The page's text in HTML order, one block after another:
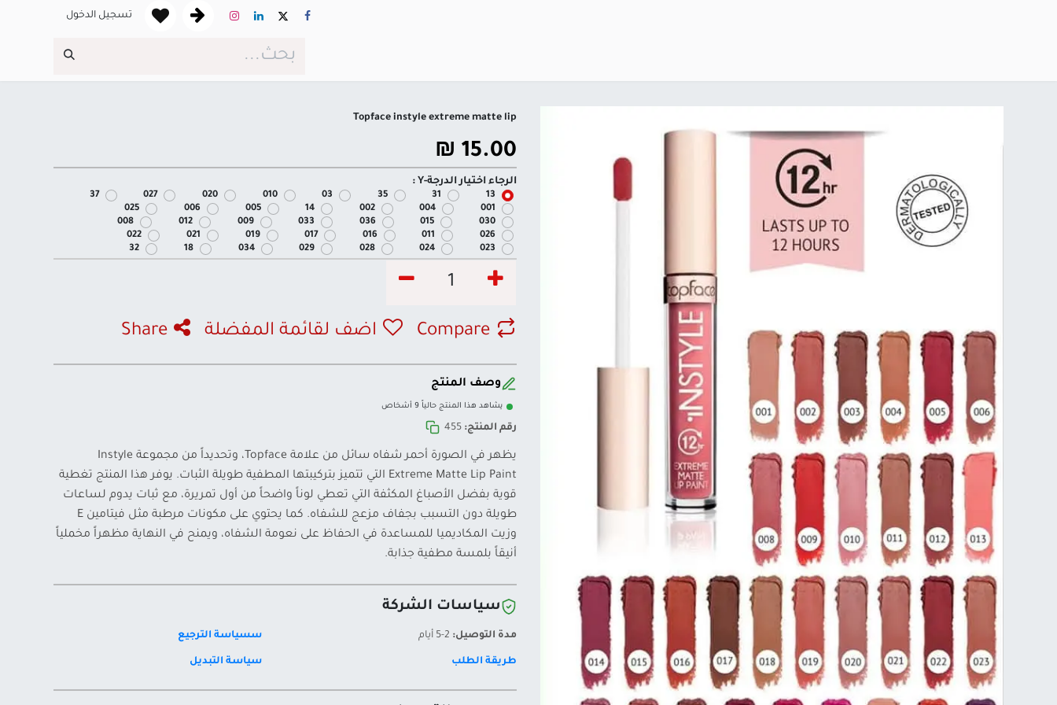
تسجيل الدخول
Topface instyle extreme matte lip
15.00
₪
الرجاء اختيار الدرجة-Y :
13
31
35
03
010
020
027
37
001
004
002
14
005
006
025
030
015
036
033
009
012
008
026
011
016
017
019
021
022
023
024
028
029
034
18
32
Compare اضف لقائمة المفضلة Share
وصف المنتج
يشاهد هذا المنتج حالياً 9 أشخاص
رقم المنتج: 455
يظهر في الصورة أحمر شفاه سائل من علامة Topface، وتحديداً من مجموعة Instyle
Extreme Matte Lip Paint التي تتميز بتركيبتها المطفية طويلة الثبات. يوفر هذا المنتج تغطية
قوية بفضل الأصباغ المكثفة التي تعطي لوناً واضحاً من أول تمريرة، مع ثبات يدوم لساعات
طويلة دون التسبب بجفاف مزعج للشفاه. كما يحتوي على مكونات مرطبة مثل فيتامين E
وزيت المكاديميا للمساعدة في الحفاظ على نعومة الشفاه، ويمنح في النهاية مظهراً مخملياً
أنيقاً بلمسة مطفية جذابة.
سياسات الشركة
مدة التوصيل: سسياسة الترجيع
طريقة الطلب سياسة التبديل